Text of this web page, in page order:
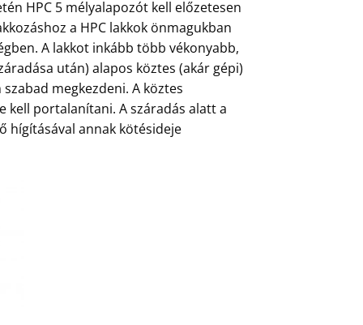
HPC 5 mélyalapozót kell előzetesen
a HPC lakkok önmagukban
A lakkot inkább több vékonyabb,
után) alapos köztes (akár gépi)
megkezdeni. A köztes
kell portalanítani. A száradás alatt a
hígításával annak kötésideje